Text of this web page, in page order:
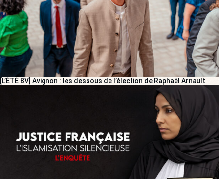
[L’ÉTÉ BV] Avignon : les dessous de l’élection de Raphaël Arnault